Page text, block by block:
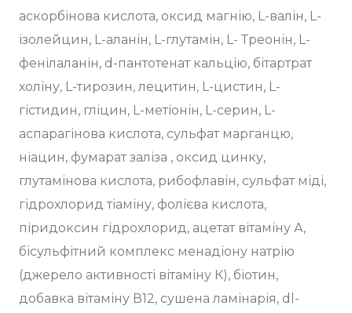
аскорбінова кислота, оксид магнію, L-валін, L-
ізолейцин, L-аланін, L-глутамін, L- Треонін, L-
фенілаланін, d-пантотенат кальцію, бітартрат
холіну, L-тирозин, лецитин, L-цистин, L-
гістидин, гліцин, L-метіонін, L-серин, L-
аспарагінова кислота, сульфат марганцю,
ніацин, фумарат заліза , оксид цинку,
глутамінова кислота, рибофлавін, сульфат міді,
гідрохлорид тіаміну, фолієва кислота,
піридоксин гідрохлорид, ацетат вітаміну А,
бісульфітний комплекс менадіону натрію
(джерело активності вітаміну К), біотин,
добавка вітаміну В12, сушена ламінарія, dl-